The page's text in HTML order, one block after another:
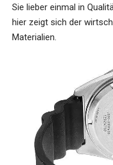
Sie lieber einmal in
hier zeigt sich der
Materialien.